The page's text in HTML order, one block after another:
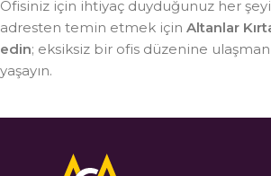
Ofisiniz için ihtiyaç duyduğunuz her
adresten temin etmek için Altanlar
edin; eksiksiz bir ofis düzenine
yaşayın.